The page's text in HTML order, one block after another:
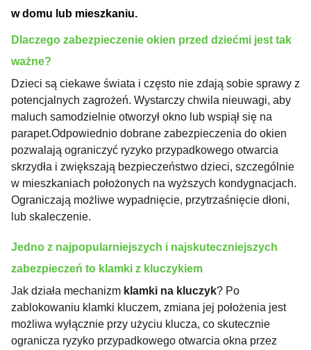
w domu lub mieszkaniu.
Dlaczego zabezpieczenie okien przed dziećmi jest tak
ważne?
Dzieci są ciekawe świata i często nie zdają sobie sprawy z
potencjalnych zagrożeń. Wystarczy chwila nieuwagi, aby
maluch samodzielnie otworzył okno lub wspiął się na
parapet.Odpowiednio dobrane zabezpieczenia do okien
pozwalają ograniczyć ryzyko przypadkowego otwarcia
skrzydła i zwiększają bezpieczeństwo dzieci, szczególnie
w mieszkaniach położonych na wyższych kondygnacjach.
Ograniczają możliwe wypadnięcie, przytrzaśnięcie dłoni,
lub skaleczenie.
Jedno z najpopularniejszych i najskuteczniejszych
zabezpieczeń to klamki z kluczykiem
Jak działa mechanizm klamki na kluczyk? Po
zablokowaniu klamki kluczem, zmiana jej położenia jest
możliwa wyłącznie przy użyciu klucza, co skutecznie
ogranicza ryzyko przypadkowego otwarcia okna przez